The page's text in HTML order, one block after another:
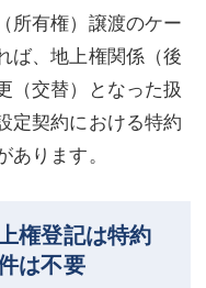
所有権）譲渡のケー
ば、地上権関係（後
（交替）となった扱
定契約における特約
ります。
権登記は特約
は不要